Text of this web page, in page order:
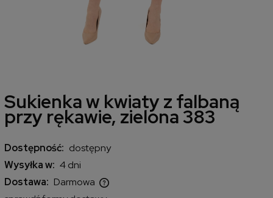
Sukienka w kwiaty z falbaną
przy rękawie, zielona 383
Dostępność: dostępny
Wysyłka w: 4 dni
Dostawa: Darmowa
Cena nie zawiera ewentualnych kosztów płatności